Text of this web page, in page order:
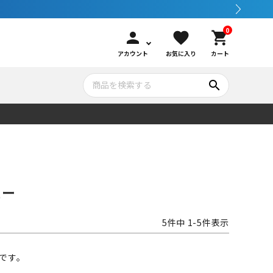
person
アカウント
favorite
お気に入り
0
shopping_cart
カート
search
5件中 1-5件表示
す。